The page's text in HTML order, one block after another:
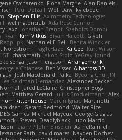
Ovcharenko Fiona Margrie Alan Daniels
Paul Dolzall Wolf Daw kyleboze
Stephen Ellis Aximmetry Technologies
wellingtoncrab Ada Rose Cannon
Laxz Jonathan Brandt Szabolcs Dombi
Ryan Kim Vitkus Bryan Halcott Glyph
pk Nathaniel E Bell Benita Winckler
Nordström Trag1cHaze KaiCee Kurt Wilson
charamath Jakob Stolz YeGrayHound
senga Jason Ferguson Arrangemonk
e Chianese Ben Visser Albatross 3D
Josh Macdonald Pafka Byeong Chul JIN
Lea Seidman Hernandez Alexander Becker
Jared LeClaire Christopher Bogs
Matthew Gerard Julius Brockelmann Alex
Rittenhouse Marcin Ignac Martinotti
Gerard Redmond Walter Rice
Games Michael Mayeux George Giagias
Steven Deadlyblack Lupo Marcio
Iaian7 / John Einselen AsTheRainFell
Rath david mares Nayden Dochev